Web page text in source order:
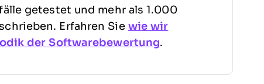
getestet und mehr als 1.000
Erfahren Sie wie wir
der Softwarebewertung.